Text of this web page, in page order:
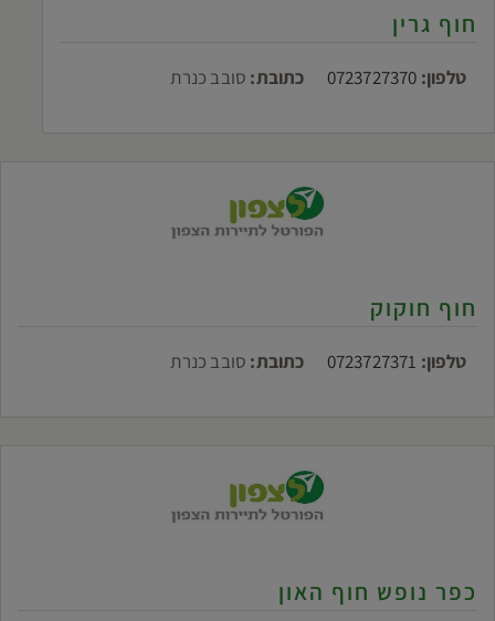
חוף גרין
טלפון: 0723727370 כתובת: סובב כנרת
חוף חוקוק
טלפון: 0723727371 כתובת: סובב כנרת
כפר נופש חוף האון